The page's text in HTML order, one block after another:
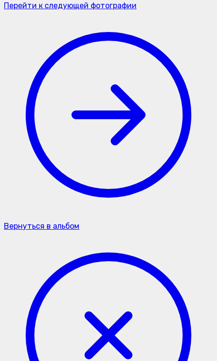
Перейти к следующей фотографии
Вернуться в альбом